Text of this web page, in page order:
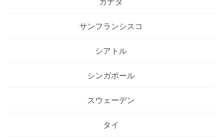
サンフランシスコ
シアトル
シンガポール
スウェーデン
タイ